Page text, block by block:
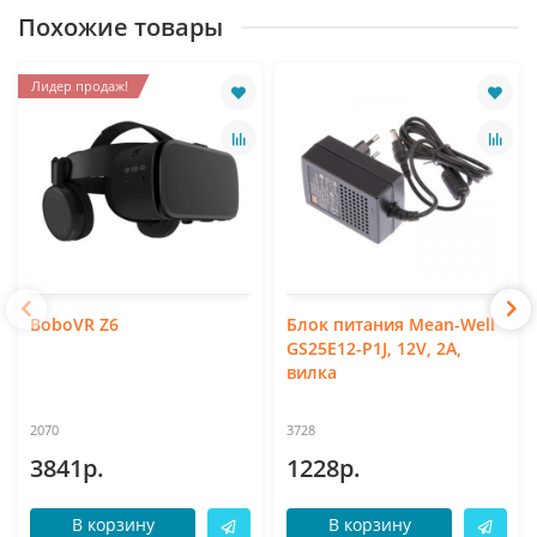
Похожие товары
Лидер продаж!
BoboVR Z6
2070
3841р.
В корзину
Блок питания Mean-Well
GS25E12-P1J, 12V, 2А,
вилка
3728
1228р.
В корзину